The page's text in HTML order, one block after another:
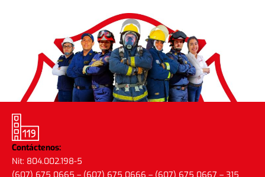
Contáctenos:
Nit: 804.002.198-5